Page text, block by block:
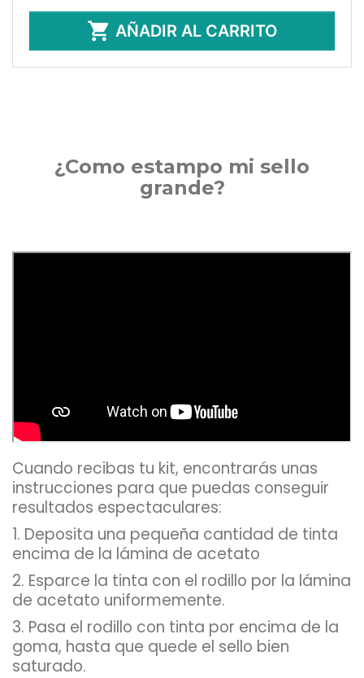
 AÑADIR AL CARRITO
¿Como estampo mi sello
grande?
Cuando recibas tu kit, encontrarás unas
instrucciones para que puedas conseguir
resultados espectaculares:
1. Deposita una pequeña cantidad de tinta
encima de la lámina de acetato
2. Esparce la tinta con el rodillo por la lámina
de acetato uniformemente.
3. Pasa el rodillo con tinta por encima de la
goma, hasta que quede el sello bien
saturado.